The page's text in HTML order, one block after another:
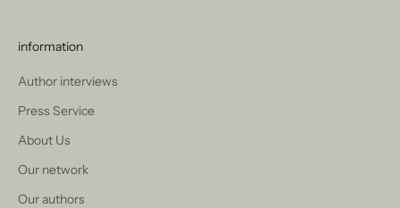
information
Author interviews
Press Service
About Us
Our network
Our authors